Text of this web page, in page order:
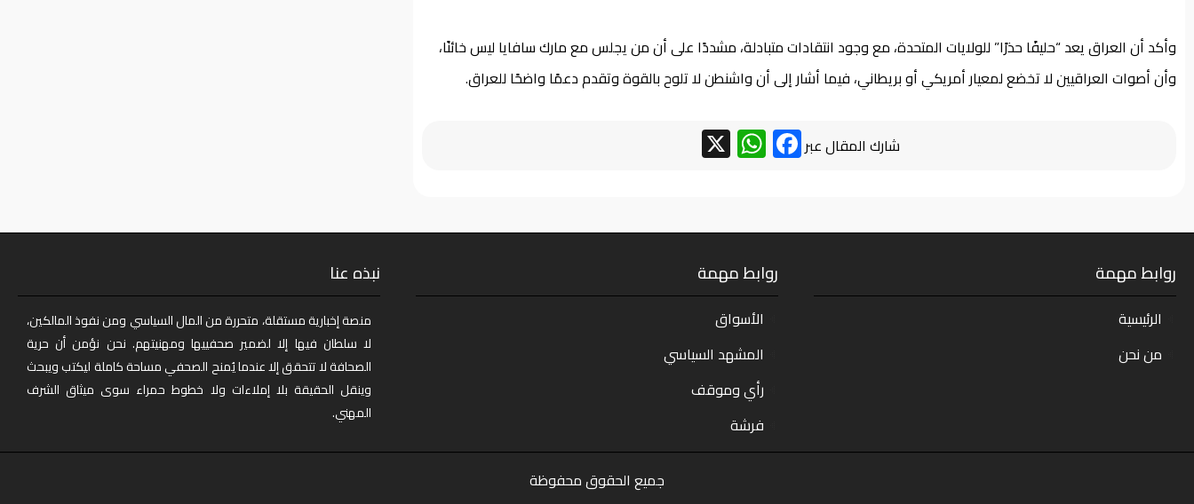
وأكد أن العراق يعد “حليفًا حذرًا” للولايات المتحدة، مع وجود انتقادات متبادلة، مشددًا على أن من يجلس مع مارك سافايا ليس خائنًا،
وأن أصوات العراقيين لا تخضع لمعيار أمريكي أو بريطاني، فيما أشار إلى أن واشنطن لا تلوح بالقوة وتقدم دعمًا واضحًا للعراق.
شارك المقال عبر Facebook
WhatsApp
روابط مهمة
الرئيسية
من نحن
روابط مهمة
الأسواق
المشهد السياسي
رأي وموقف
فرشة
نبذه عنا
منصة إخبارية مستقلة، متحررة من المال السياسي ومن نفوذ المالكين،
لا سلطان فيها إلا لضمير صحفييها ومهنيتهم. نحن نؤمن أن حرية
الصحافة لا تتحقق إلا عندما يُمنح الصحفي مساحة كاملة ليكتب ويبحث
وينقل الحقيقة بلا إملاءات ولا خطوط حمراء سوى ميثاق الشرف
المهني.
جميع الحقوق محفوظة